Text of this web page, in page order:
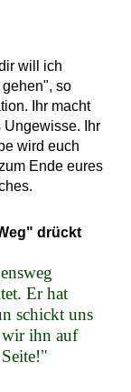
will ich
so
Ihr macht
Ungewisse. Ihr
wird euch
Ende eures
drückt
Er hat
schickt uns
wir ihn auf